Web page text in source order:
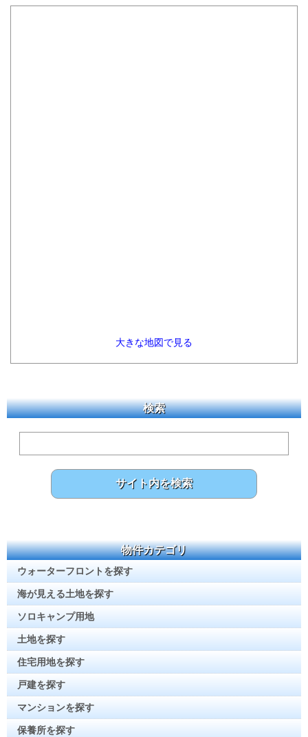
大きな地図で見る
検索
物件カテゴリ
ウォーターフロントを探す
海が見える土地を探す
ソロキャンプ用地
土地を探す
住宅用地を探す
戸建を探す
マンションを探す
保養所を探す